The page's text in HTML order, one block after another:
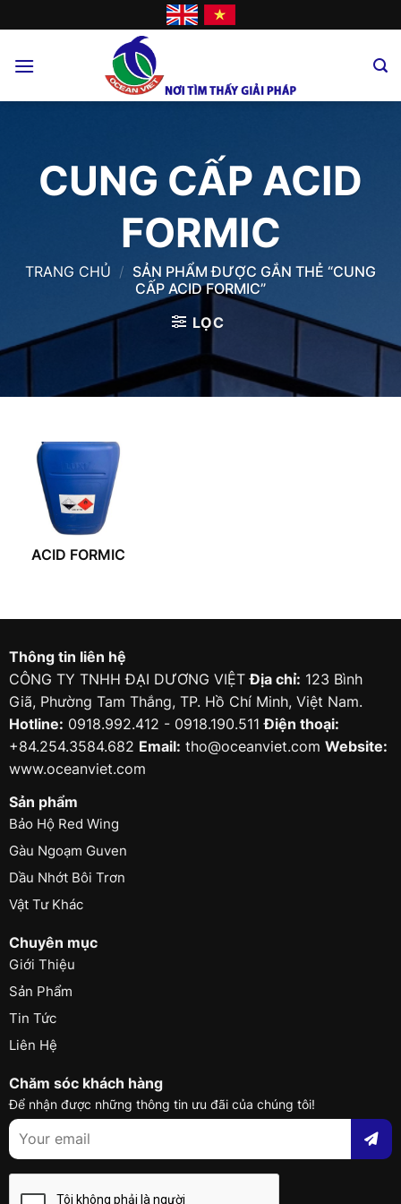
to
CUNG CẤP ACID
FORMIC
TRANG CHỦ / SẢN PHẨM ĐƯỢC GẮN THẺ “CUNG
CẤP ACID FORMIC”
LỌC
ACID FORMIC
Thông tin liên hệ
CÔNG TY TNHH ĐẠI DƯƠNG VIỆTĐịa chỉ: 123 Bình
Giã, Phường Tam Thắng, TP. Hồ Chí Minh, Việt Nam.
Hotline: 0918.992.412 - 0918.190.511Điện thoại:
+84.254.3584.682 Email: tho@oceanviet.com Website:
www.oceanviet.com
Sản phẩm
Bảo Hộ Red Wing
Gàu Ngoạm Guven
Dầu Nhớt Bôi Trơn
Vật Tư Khác
Chuyên mục
Giới Thiệu
Sản Phẩm
Tin Tức
Liên Hệ
Chăm sóc khách hàng
Để nhận được những thông tin ưu đãi của chúng tôi!